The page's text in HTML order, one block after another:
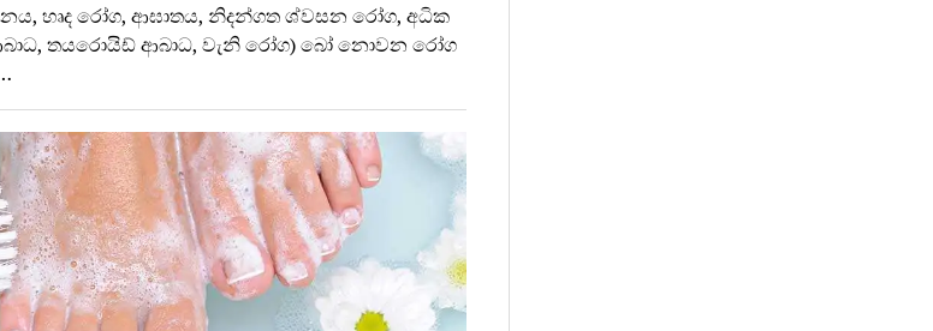
හෘද රෝග, ආඝාතය, නිදන්ගත ශ්වසන රෝග, අධික
තයරොයිඩ් ආබාධ, වැනි රෝග) බෝ නොවන රෝග